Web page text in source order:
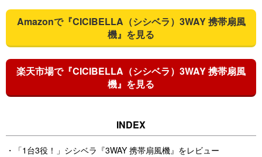
Amazonで『CICIBELLA（シシベラ）3WAY 携帯扇風
機』を見る
楽天市場で『CICIBELLA（シシベラ）3WAY 携帯扇風
機』を見る
「1台3役！」シシベラ『3WAY 携帯扇風機』をレビュー